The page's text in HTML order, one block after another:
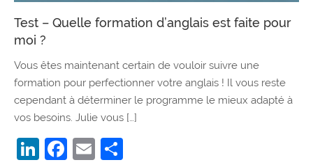
Test – Quelle formation d’anglais est faite pour
moi ?
Vous êtes maintenant certain de vouloir suivre une
formation pour perfectionner votre anglais ! Il vous reste
cependant à déterminer le programme le mieux adapté à
vos besoins. Julie vous […]
LinkedIn
Facebook
Email